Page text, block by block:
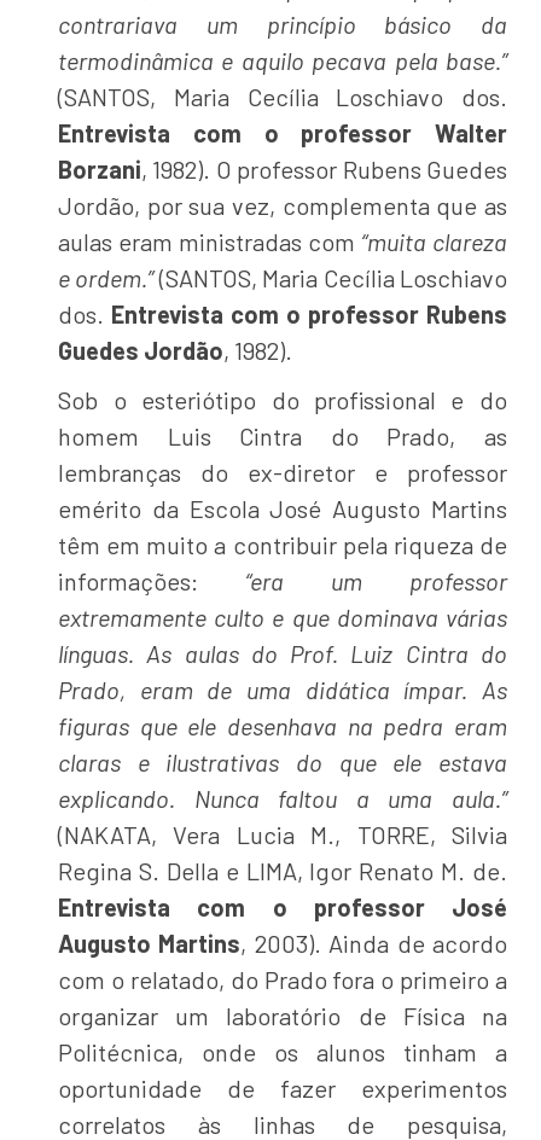
contrariava um princípio básico da
termodinâmica e aquilo pecava pela base.”
(SANTOS, Maria Cecília Loschiavo dos.
Entrevista com o professor Walter
Borzani, 1982). O professor Rubens Guedes
Jordão, por sua vez, complementa que as
aulas eram ministradas com “muita clareza
e ordem.”(SANTOS, Maria Cecília Loschiavo
dos. Entrevista com o professor Rubens
Guedes Jordão, 1982).
Sob o esteriótipo do profissional e do
homem Luis Cintra do Prado, as
lembranças do ex-diretor e professor
emérito da Escola José Augusto Martins
têm em muito a contribuir pela riqueza de
informações: “era um professor
extremamente culto e que dominava várias
línguas. As aulas do Prof. Luiz Cintra do
Prado, eram de uma didática ímpar. As
figuras que ele desenhava na pedra eram
claras e ilustrativas do que ele estava
explicando. Nunca faltou a uma aula.”
(NAKATA, Vera Lucia M., TORRE, Silvia
Regina S. Della e LIMA, Igor Renato M. de.
Entrevista com o professor José
Augusto Martins, 2003). Ainda de acordo
com o relatado, do Prado fora o primeiro a
organizar um laboratório de Física na
Politécnica, onde os alunos tinham a
oportunidade de fazer experimentos
correlatos às linhas de pesquisa,